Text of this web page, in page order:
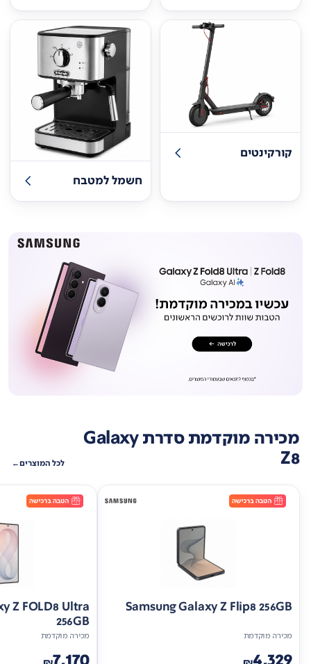
קורקינטים
חשמל למטבח
מכירה מוקדמת סדרת Galaxy
Z8 לכל המוצרים
Samsung Galaxy Z Flip8 256GB
מכירה מוקדמת
Z FOLD8 Ultra
256GB
מכירה מוקדמת